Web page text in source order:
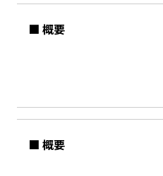
■ 概要
■ 概要